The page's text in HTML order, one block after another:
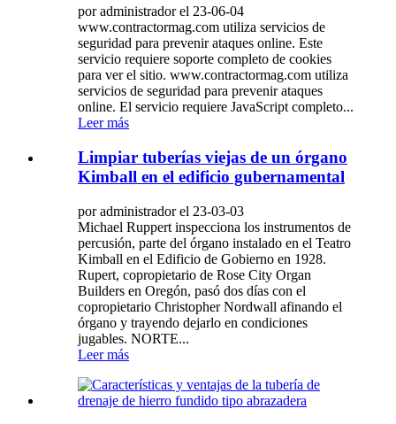
por administrador el 23-06-04
www.contractormag.com utiliza servicios de
seguridad para prevenir ataques online. Este
servicio requiere soporte completo de cookies
para ver el sitio. www.contractormag.com utiliza
servicios de seguridad para prevenir ataques
online. El servicio requiere JavaScript completo...
Leer más
Limpiar tuberías viejas de un órgano
Kimball en el edificio gubernamental
por administrador el 23-03-03
Michael Ruppert inspecciona los instrumentos de
percusión, parte del órgano instalado en el Teatro
Kimball en el Edificio de Gobierno en 1928.
Rupert, copropietario de Rose City Organ
Builders en Oregón, pasó dos días con el
copropietario Christopher Nordwall afinando el
órgano y trayendo dejarlo en condiciones
jugables. NORTE...
Leer más